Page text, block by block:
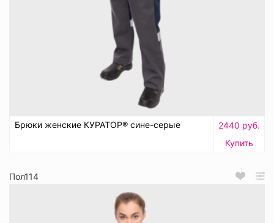
Брюки женские КУРАТОР® сине-серые
2440 руб.
Купить
Пол114